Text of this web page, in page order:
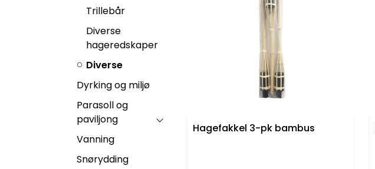
Trillebår
Diverse
hageredskaper
Diverse
Dyrking og miljø
Parasoll og
paviljong
Vanning
Snørydding
Hagefakkel 3-pk bambus